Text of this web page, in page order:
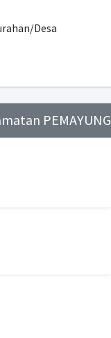
Desa
PEMAYUNG